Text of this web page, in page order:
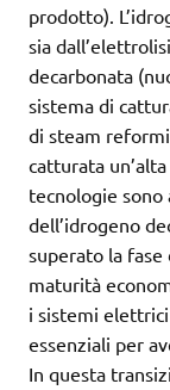
prodotto).
sia
decarbonata
sistema di
di steam
catturata
tecnologie sono
dell’idrogeno
superato la
maturità
i sistemi
essenziali per
In questa